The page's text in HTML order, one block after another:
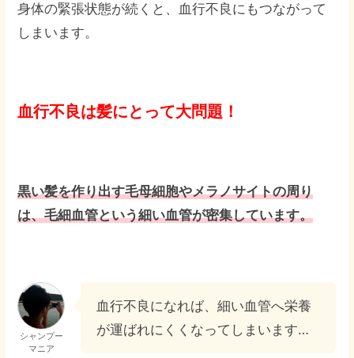
身体の緊張状態が続くと、血行不良にもつながって
しまいます。
血行不良は髪にとって大問題！
黒い髪を作り出す毛母細胞やメラノサイトの周り
は、毛細血管という細い血管が密集しています。
シャンプー
マニア
血行不良になれば、細い血管へ栄養
が運ばれにくくなってしまいます…